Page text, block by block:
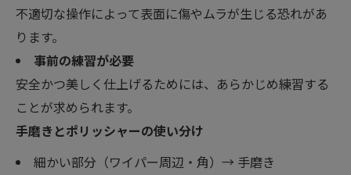
不適切な操作によって表面に傷やムラが生じる恐れがあ
ります。
事前の練習が必要
安全かつ美しく仕上げるためには、あらかじめ練習する
ことが求められます。
手磨きとポリッシャーの使い分け
細かい部分（ワイパー周辺・角）→ 手磨き